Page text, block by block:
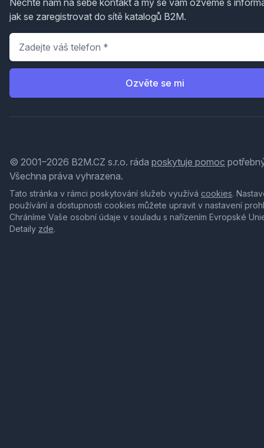
Nechte nám na sebe kontakt a my se vám ozveme s
jak se zaregistrovat do sítě katalogů B2M.
Telefon
Ozvěte se mi
© 2001–2026 B2M.CZ s.r.o. ráda poskytuje pomoc
Všechna práva vyhrazena.
Tato stránka v rámci poskytování služeb využívá cookies.
používání a dostupnosti cookies můžete upravit v nastavení
Chráníme Vaše osobní údaje v souladu s nařízením Evropské
Detaily zde.